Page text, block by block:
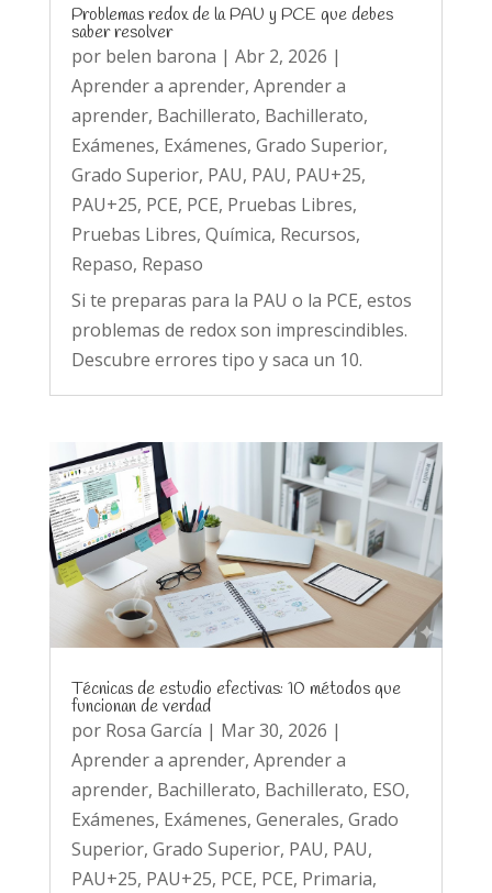
Problemas redox de la PAU y PCE que debes
saber resolver
por belen barona | Abr 2, 2026 |
Aprender a aprender, Aprender a
aprender, Bachillerato, Bachillerato,
Exámenes, Exámenes, Grado Superior,
Grado Superior, PAU, PAU, PAU+25,
PAU+25, PCE, PCE, Pruebas Libres,
Pruebas Libres, Química, Recursos,
Repaso, Repaso
Si te preparas para la PAU o la PCE, estos
problemas de redox son imprescindibles.
Descubre errores tipo y saca un 10.
Técnicas de estudio efectivas: 10 métodos que
funcionan de verdad
por Rosa García | Mar 30, 2026 |
Aprender a aprender, Aprender a
aprender, Bachillerato, Bachillerato, ESO,
Exámenes, Exámenes, Generales, Grado
Superior, Grado Superior, PAU, PAU,
PAU+25, PAU+25, PCE, PCE, Primaria,